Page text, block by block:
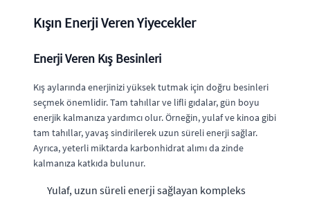
Kışın Enerji Veren Yiyecekler
Enerji Veren Kış Besinleri
Kış aylarında enerjinizi yüksek tutmak için doğru besinleri
seçmek önemlidir. Tam tahıllar ve lifli gıdalar, gün boyu
enerjik kalmanıza yardımcı olur. Örneğin, yulaf ve kinoa gibi
tam tahıllar, yavaş sindirilerek uzun süreli enerji sağlar.
Ayrıca, yeterli miktarda karbonhidrat alımı da zinde
kalmanıza katkıda bulunur.
Yulaf, uzun süreli enerji sağlayan kompleks